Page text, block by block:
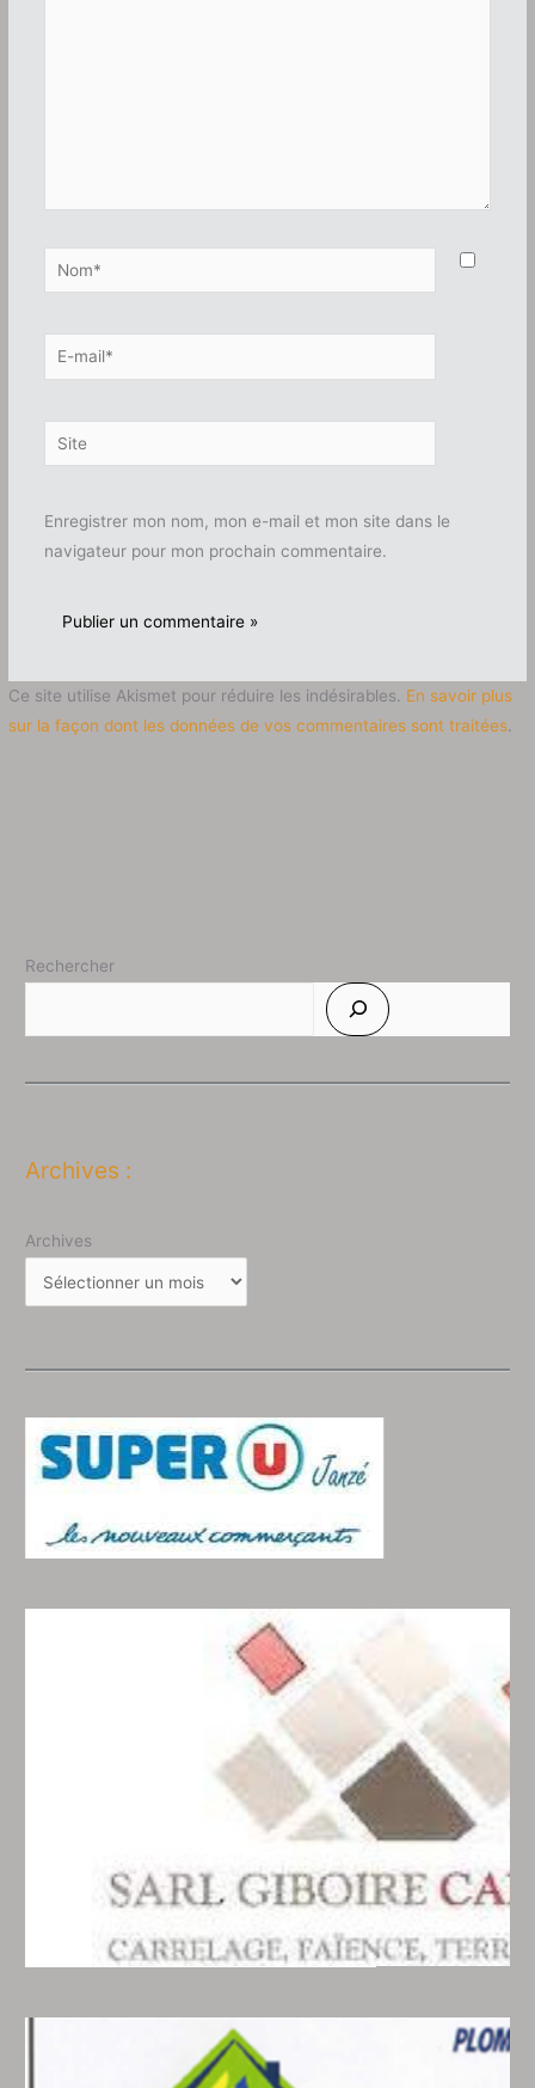
Nom*
E-
mail*
Site
Enregistrer mon nom, mon e-mail et mon site dans le
navigateur pour mon prochain commentaire.
Ce site utilise Akismet pour réduire les indésirables. En savoir plus
sur la façon dont les données de vos commentaires sont traitées.
Rechercher
Archives :
Archives